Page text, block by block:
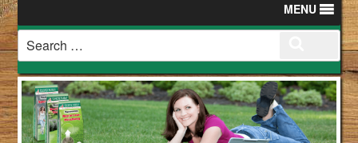
MENU
Search
for: